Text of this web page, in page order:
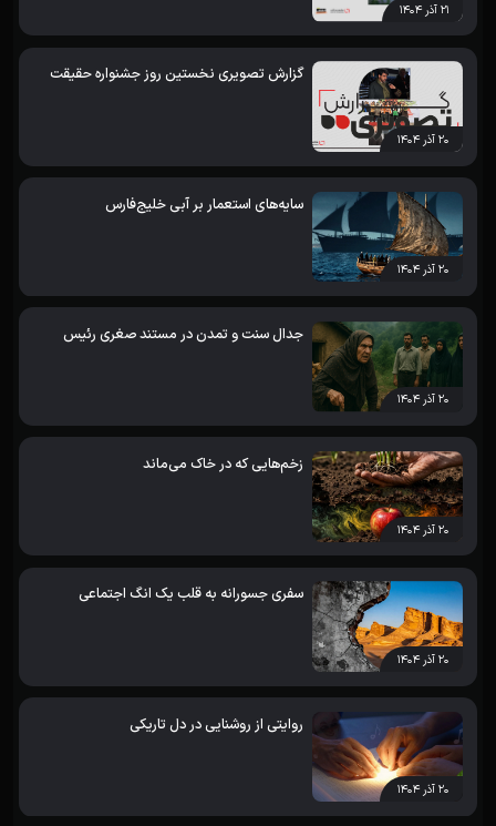
۲۱ آذر ۱۴۰۴
۲۰ آذر ۱۴۰۴
گزارش تصویری نخستین روز جشنواره حقیقت
۲۰ آذر ۱۴۰۴
سایه‌های استعمار بر آبی خلیج‌فارس
۲۰ آذر ۱۴۰۴
جدال سنت و تمدن در مستند صغری رئیس
۲۰ آذر ۱۴۰۴
زخم‌هایی که در خاک می‌ماند
۲۰ آذر ۱۴۰۴
سفری جسورانه به قلب یک انگ اجتماعی
۲۰ آذر ۱۴۰۴
روایتی از روشنایی در دل تاریکی